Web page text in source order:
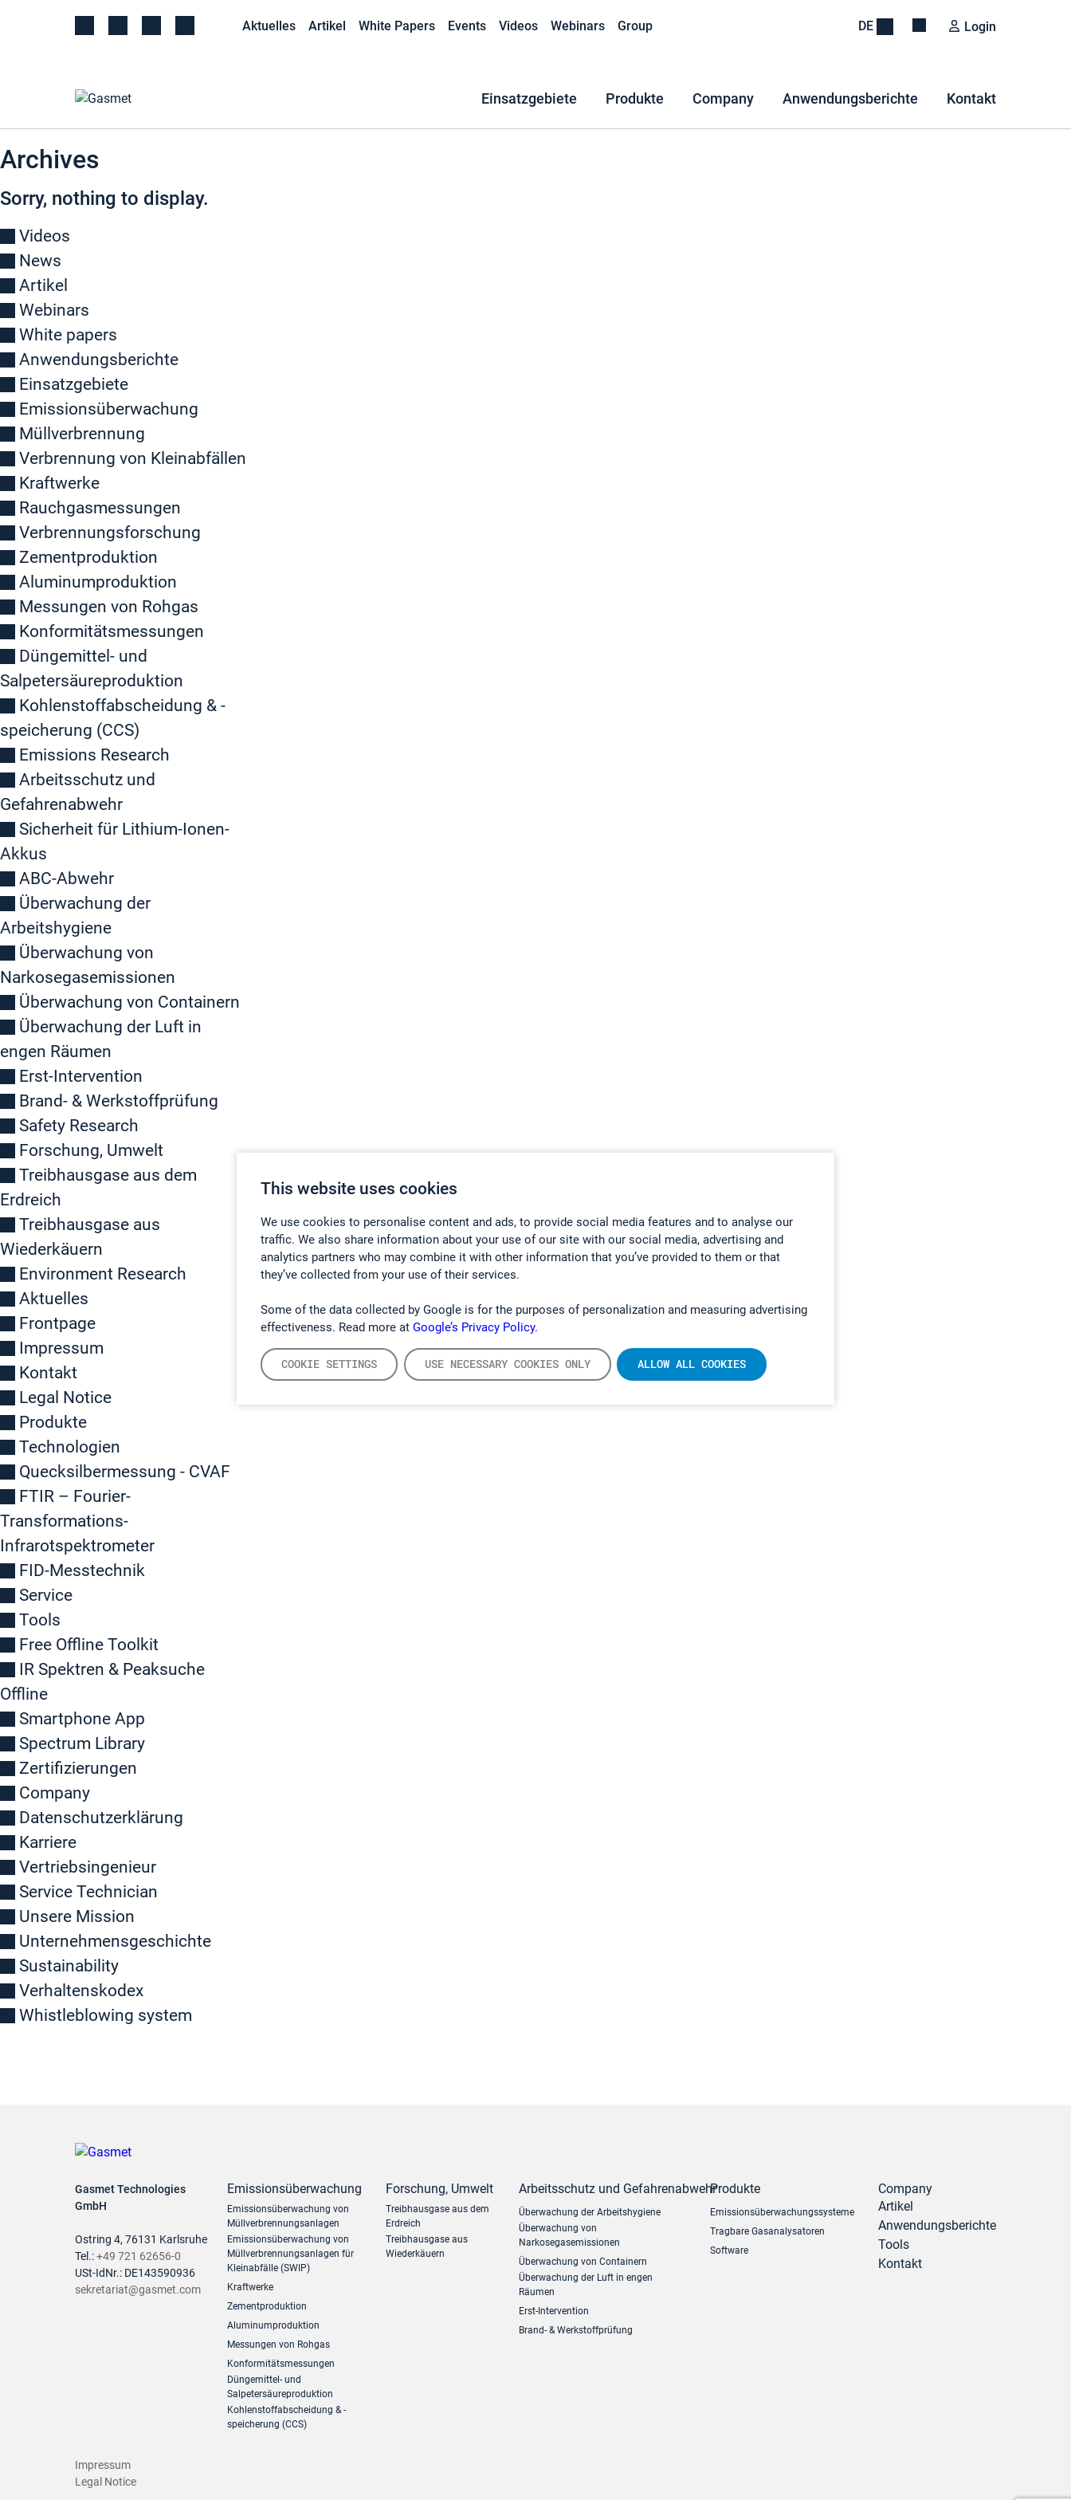
This website uses cookies
We use cookies to personalise content and ads, to provide social media features and to analyse our
traffic. We also share information about your use of our site with our social media, advertising and
analytics partners who may combine it with other information that you’ve provided to them or that
they’ve collected from your use of their services.
Some of the data collected by Google is for the purposes of personalization and measuring advertising
effectiveness. Read more at Google’s Privacy Policy.
COOKIE SETTINGS USE NECESSARY COOKIES ONLY ALLOW ALL COOKIES
Aktuelles Artikel White Papers Events Videos Webinars Group DE Login
Einsatzgebiete Produkte Company Anwendungsberichte Kontakt
Archives
Sorry, nothing to display.
Videos
News
Artikel
Webinars
White papers
Anwendungsberichte
Einsatzgebiete
Emissionsüberwachung
Müllverbrennung
Verbrennung von Kleinabfällen
Kraftwerke
Rauchgasmessungen
Verbrennungsforschung
Zementproduktion
Aluminumproduktion
Messungen von Rohgas
Konformitätsmessungen
Düngemittel- und
Salpetersäureproduktion
Kohlenstoffabscheidung & -
speicherung (CCS)
Emissions Research
Arbeitsschutz und
Gefahrenabwehr
Sicherheit für Lithium-Ionen-
Akkus
ABC-Abwehr
Überwachung der
Arbeitshygiene
Überwachung von
Narkosegasemissionen
Überwachung von Containern
Überwachung der Luft in
engen Räumen
Erst-Intervention
Brand- & Werkstoffprüfung
Safety Research
Forschung, Umwelt
Treibhausgase aus dem
Erdreich
Treibhausgase aus
Wiederkäuern
Environment Research
Aktuelles
Frontpage
Impressum
Kontakt
Legal Notice
Produkte
Technologien
Quecksilbermessung - CVAF
FTIR – Fourier-
Transformations-
Infrarotspektrometer
FID-Messtechnik
Service
Tools
Free Offline Toolkit
IR Spektren & Peaksuche
Offline
Smartphone App
Spectrum Library
Zertifizierungen
Company
Datenschutzerklärung
Karriere
Vertriebsingenieur
Service Technician
Unsere Mission
Unternehmensgeschichte
Sustainability
Verhaltenskodex
Whistleblowing system
Gasmet Technologies
GmbH
Ostring 4, 76131 Karlsruhe
Tel.:+49 721 62656-0
USt-IdNr.: DE143590936
sekretariat@gasmet.com
Emissionsüberwachung
Emissionsüberwachung von
Müllverbrennungsanlagen
Emissionsüberwachung von
Müllverbrennungsanlagen für
Kleinabfälle (SWIP)
Kraftwerke
Zementproduktion
Aluminumproduktion
Messungen von Rohgas
Konformitätsmessungen
Düngemittel- und
Salpetersäureproduktion
Kohlenstoffabscheidung & -
speicherung (CCS)
Forschung, Umwelt
Treibhausgase aus dem
Erdreich
Treibhausgase aus
Wiederkäuern
Arbeitsschutz und Gefahrenabwehr
Überwachung der Arbeitshygiene
Überwachung von
Narkosegasemissionen
Überwachung von Containern
Überwachung der Luft in engen
Räumen
Erst-Intervention
Brand- & Werkstoffprüfung
Produkte
Emissionsüberwachungssysteme
Tragbare Gasanalysatoren
Software
Company
Artikel
Anwendungsberichte
Tools
Kontakt
Impressum
Legal Notice